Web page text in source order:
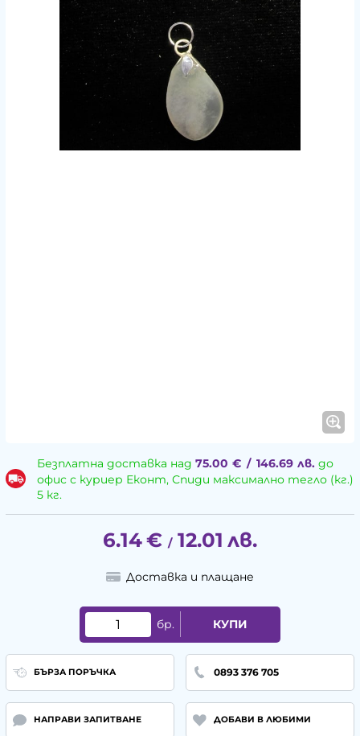
Безплатна доставка над 75.00 € / 146.69 лв.до
офис с куриер Еконт, Спиди максимално тегло (кг.)
5 кг.
6.14€ / 12.01 лв.
Доставка и плащане
бр. КУПИ
БЪРЗА ПОРЪЧКА 0893 376 705
НАПРАВИ ЗАПИТВАНЕ ДОБАВИ В ЛЮБИМИ